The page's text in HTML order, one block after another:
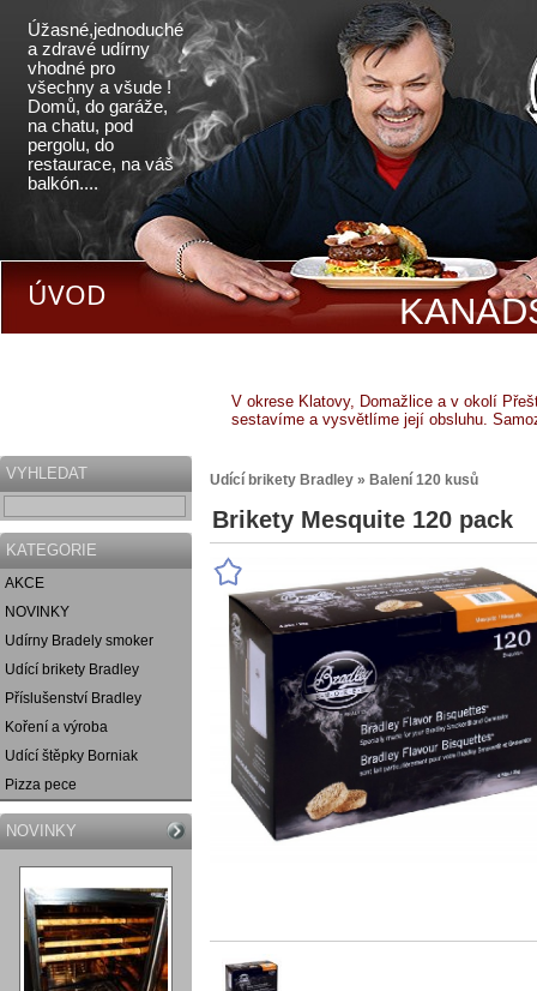
Úžasné,jednoduché
a zdravé udírny
vhodné pro
všechny a všude !
Domů, do garáže,
na chatu, pod
pergolu, do
restaurace, na váš
balkón....
ÚVOD
V okrese Klatovy, Domažlice a v okolí
sestavíme a vysvětlíme její obsluhu.
VYHLEDAT
KATEGORIE
AKCE
NOVINKY
Udírny Bradely smoker
Udící brikety Bradley
Příslušenství Bradley
Koření a výroba
Udící štěpky Borniak
Pizza pece
NOVINKY
Udící brikety Bradley » Balení 120 kusů
Brikety Mesquite 120 pack